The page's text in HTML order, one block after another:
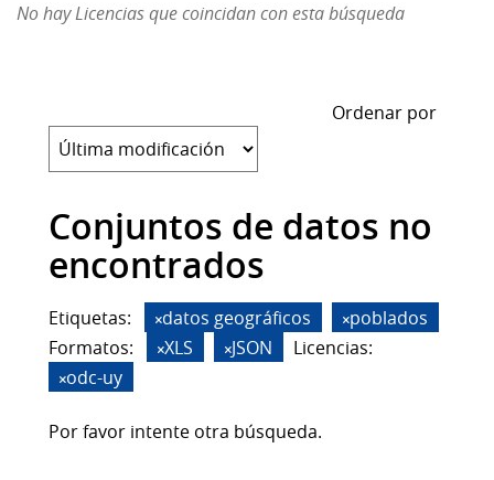
No hay Licencias que coincidan con esta búsqueda
Ordenar por
Conjuntos de datos no
encontrados
Etiquetas: datos geográficos
poblados
Formatos:
XLS JSON
Licencias:
odc-uy
Por favor intente otra búsqueda.